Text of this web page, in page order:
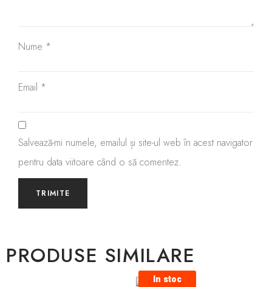
Nume *
Email *
Salvează-mi numele, emailul și site-ul web în acest navigator
pentru data viitoare când o să comentez.
PRODUSE SIMILARE
In stoc